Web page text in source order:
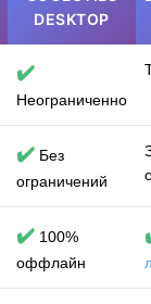
DESKTOP
✔️
Неограниченно
✔️ Без
ограничений
✔️ 100%
оффлайн